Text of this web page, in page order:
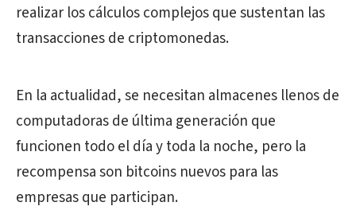
realizar los cálculos complejos que sustentan las
transacciones de criptomonedas.
En la actualidad, se necesitan almacenes llenos de
computadoras de última generación que
funcionen todo el día y toda la noche, pero la
recompensa son bitcoins nuevos para las
empresas que participan.